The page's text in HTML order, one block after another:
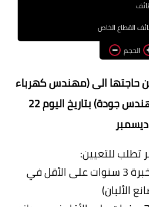
بالجامعات والمعاهد
اخبار
القطاع الخاص
الحجم
حاجتها الى (مهندس كهرباء
- مهندس انتاج - مهندس جودة) بتاريخ اليوم 22
ديسمبر
تطلب للتعيين:
1. مهندس كهرباء (خبرة 3 سنوات على الأقل في
الألبان)